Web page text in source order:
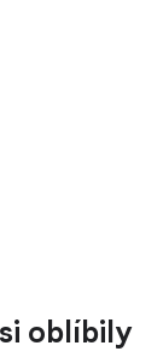
oblíbily